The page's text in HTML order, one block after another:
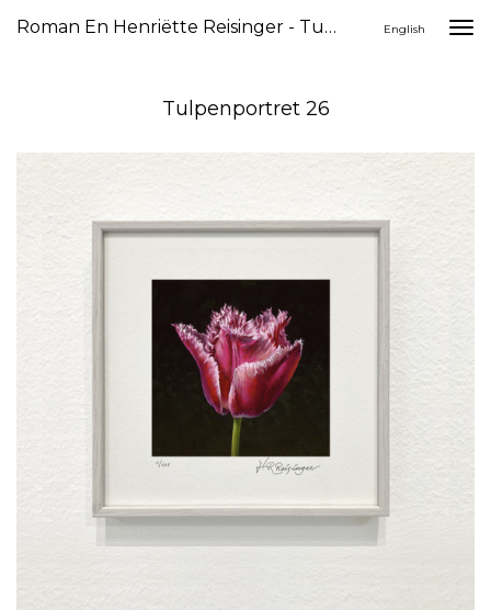
Roman En Henriëtte Reisinger - Tulpenportret 26 English
Tulpenportret 26